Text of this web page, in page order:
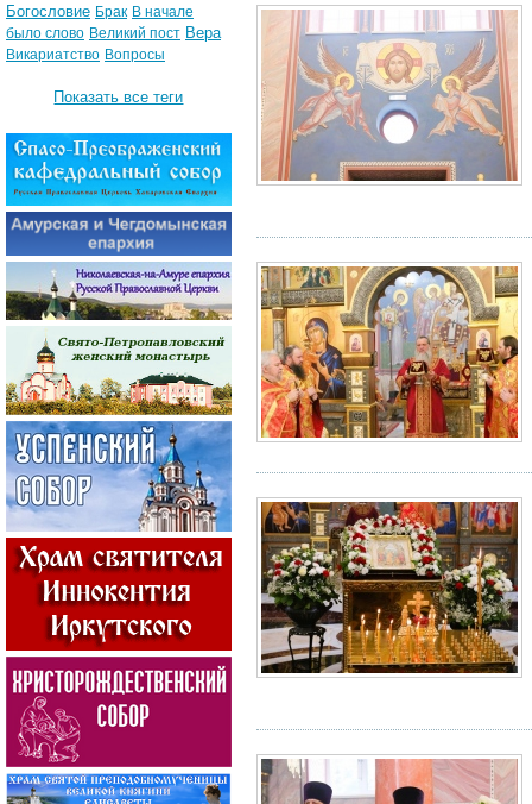
Богословие Брак В начале
было слово Великий пост Вера
Викариатство Вопросы
Показать все теги